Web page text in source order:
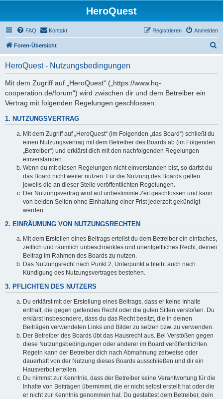
HeroQuest
FAQ Kontakt Anmelden
Registrieren
Foren-Übersicht
HeroQuest - Nutzungsbedingungen
Mit dem Zugriff auf „HeroQuest“ („https://www.hq-
cooperation.de/forum“) wird zwischen dir und dem Betreiber ein
Vertrag mit folgenden Regelungen geschlossen:
1. NUTZUNGSVERTRAG
Mit dem Zugriff auf „HeroQuest“ (im Folgenden „das Board“) schließt du
einen Nutzungsvertrag mit dem Betreiber des Boards ab (im Folgenden
„Betreiber“) und erklärst dich mit den nachfolgenden Regelungen
einverstanden.
Wenn du mit diesen Regelungen nicht einverstanden bist, so darfst du
das Board nicht weiter nutzen. Für die Nutzung des Boards gelten
jeweils die an dieser Stelle veröffentlichten Regelungen.
Der Nutzungsvertrag wird auf unbestimmte Zeit geschlossen und kann
von beiden Seiten ohne Einhaltung einer Frist jederzeit gekündigt
werden.
2. EINRÄUMUNG VON NUTZUNGSRECHTEN
Mit dem Erstellen eines Beitrags erteilst du dem Betreiber ein einfaches,
zeitlich und räumlich unbeschränktes und unentgeltliches Recht, deinen
Beitrag im Rahmen des Boards zu nutzen.
Das Nutzungsrecht nach Punkt 2, Unterpunkt a bleibt auch nach
Kündigung des Nutzungsvertrages bestehen.
3. PFLICHTEN DES NUTZERS
Du erklärst mit der Erstellung eines Beitrags, dass er keine Inhalte
enthält, die gegen geltendes Recht oder die guten Sitten verstoßen. Du
erklärst insbesondere, dass du das Recht besitzt, die in deinen
Beiträgen verwendeten Links und Bilder zu setzen bzw. zu verwenden.
Der Betreiber des Boards übt das Hausrecht aus. Bei Verstößen gegen
diese Nutzungsbedingungen oder anderer im Board veröffentlichten
Regeln kann der Betreiber dich nach Abmahnung zeitweise oder
dauerhaft von der Nutzung dieses Boards ausschließen und dir ein
Hausverbot erteilen.
Du nimmst zur Kenntnis, dass der Betreiber keine Verantwortung für die
Inhalte von Beiträgen übernimmt, die er nicht selbst erstellt hat oder die
er nicht zur Kenntnis genommen hat. Du gestattest dem Betreiber, dein